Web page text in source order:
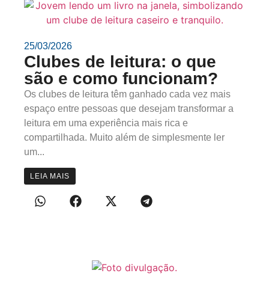
25/03/2026
Clubes de leitura: o que
são e como funcionam?
Os clubes de leitura têm ganhado cada vez mais
espaço entre pessoas que desejam transformar a
leitura em uma experiência mais rica e
compartilhada. Muito além de simplesmente ler
um...
LEIA MAIS